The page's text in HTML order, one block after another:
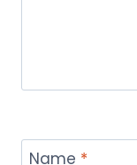
Name *